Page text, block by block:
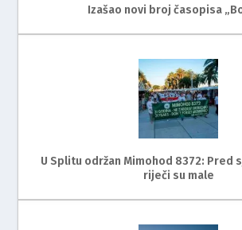
Izašao novi broj časopisa
U Splitu održan Mimohod 8372: Pred
riječi su male